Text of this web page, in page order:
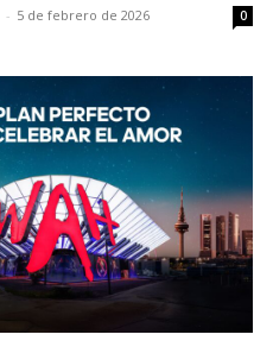
- 5 de febrero de 2026 0